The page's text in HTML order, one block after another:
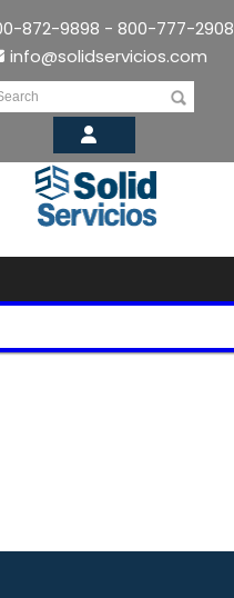
872-9898 - 800-777-2908
info@solidservicios.com